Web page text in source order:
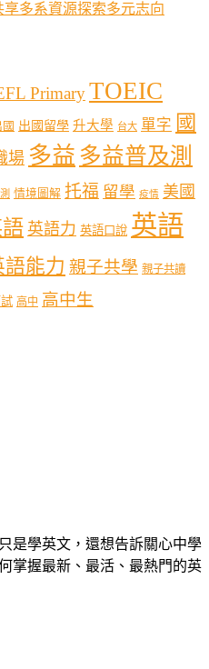
多系資源探索多元志向
PrimaryTOEIC
國 出國留學 升大學 台大 單字 國
場 多益 多益普及測
情境圖解 托福 留學 疫情 美國
英語力 英語口說 英語
語能力 親子共學 親子共讀
高中 高中生
是學英文，還想告訴關心中學
掌握最新、最活、最熱門的英